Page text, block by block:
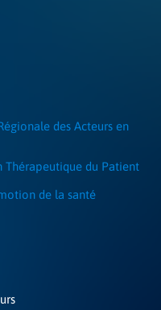
des Acteurs en
Thérapeutique du Patient
de la santé